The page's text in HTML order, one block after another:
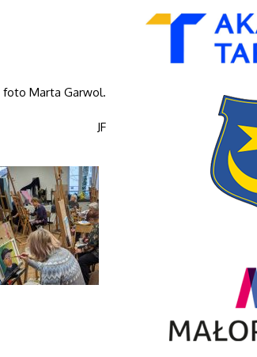
foto Marta Garwol.
JF